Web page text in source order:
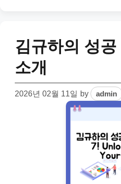
김규하의 성공
소개
2026년 02월 11일 by admin